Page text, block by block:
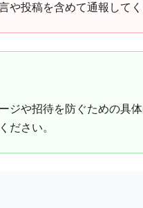
や投稿を含めて通報してく
ジや招待を防ぐための具
ださい。